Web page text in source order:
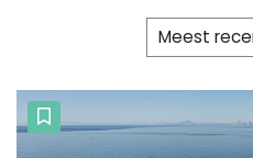
Meest